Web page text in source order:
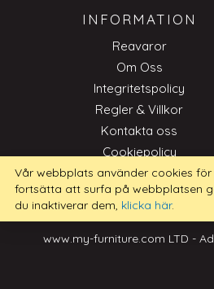
INFORMATION
Reavaror
Om Oss
Integritetspolicy
Regler & Villkor
Kontakta oss
Cookiepolicy
Trade
www.my-furniture.com LTD -
Vår webbplats använder cookies
fortsätta att surfa på webbplatsen
du inaktiverar dem, klicka här.